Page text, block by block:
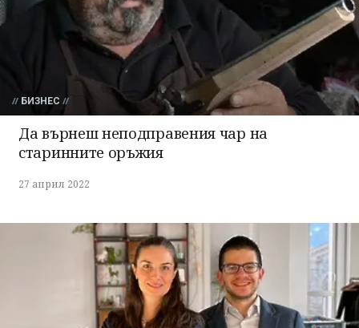
БИЗНЕС
Да върнеш неподправения чар на
старинните оръжия
27 април 2022